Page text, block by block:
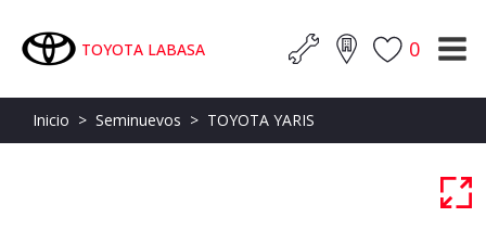
TOYOTA LABASA 0
Inicio > Seminuevos > TOYOTA YARIS